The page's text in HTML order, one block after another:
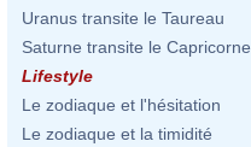
Uranus transite le Taureau
Saturne transite le Capricorne
Lifestyle
Le zodiaque et l'hésitation
Le zodiaque et la timidité